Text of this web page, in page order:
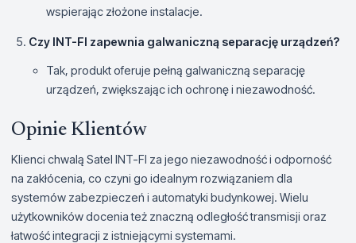
wspierając złożone instalacje.
Czy INT-FI zapewnia galwaniczną separację urządzeń?
Tak, produkt oferuje pełną galwaniczną separację
urządzeń, zwiększając ich ochronę i niezawodność.
Opinie Klientów
Klienci chwalą Satel INT-FI za jego niezawodność i odporność
na zakłócenia, co czyni go idealnym rozwiązaniem dla
systemów zabezpieczeń i automatyki budynkowej. Wielu
użytkowników docenia też znaczną odległość transmisji oraz
łatwość integracji z istniejącymi systemami.